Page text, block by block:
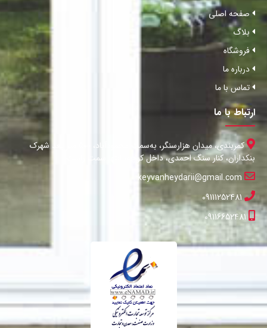
صفحه اصلی
بلاگ
فروشگاه
درباره ما
تماس با ما
ارتباط با ما
کمربندی، میدان هزارسنگر، به‌سمت محمودآباد، 500 متر بعد شهرک
بنکداران، کنار سنگ احمدی، داخل کوچه، انتها سمت راست
keyvanheydarii@gmail.com
09111252481
09116652481